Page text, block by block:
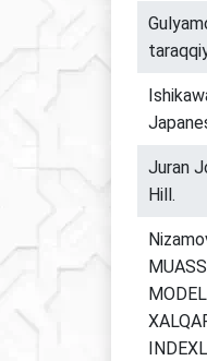
Juran
Hill.